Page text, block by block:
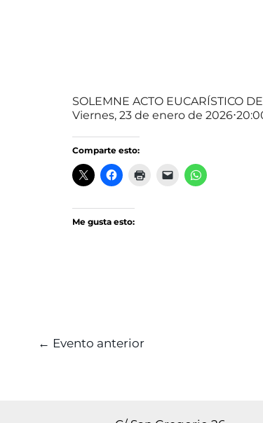
SOLEMNE ACTO EUCARÍSTICO
Viernes, 23 de enero de
Comparte esto:
Me gusta esto:
← Evento anterior